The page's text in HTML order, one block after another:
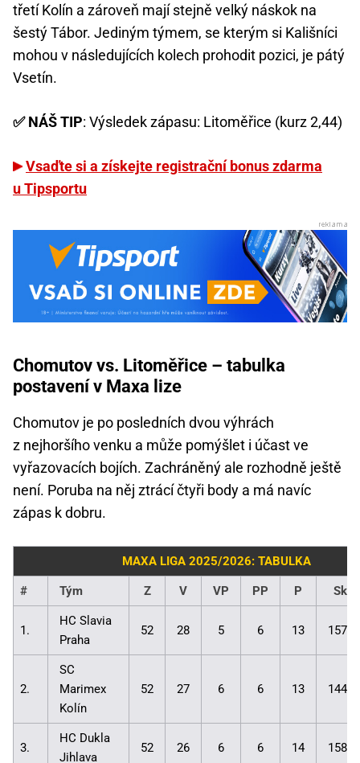
třetí Kolín a zároveň mají stejně velký náskok na
šestý Tábor. Jediným týmem, se kterým si Kališníci
mohou v následujících kolech prohodit pozici, je pátý
Vsetín.
✅ NÁŠ TIP: Výsledek zápasu: Litoměřice (kurz 2,44)
Vsaďte si a získejte registrační bonus zdarma
u Tipsportu
Chomutov vs. Litoměřice – tabulka
postavení v Maxa lize
Chomutov je po posledních dvou výhrách
z nejhoršího venku a může pomýšlet i účast ve
vyřazovacích bojích. Zachráněný ale rozhodně ještě
není. Poruba na něj ztrácí čtyři body a má navíc
zápas k dobru.
MAXA LIGA 2025/2026: TABULKA
# Tým Z V VP PP P
1.
HC Slavia
Praha
52 28 5 6 13
2.
SC
Marimex
Kolín
52 27 6 6 13
3.
HC Dukla
Jihlava
52 26 6 6 14